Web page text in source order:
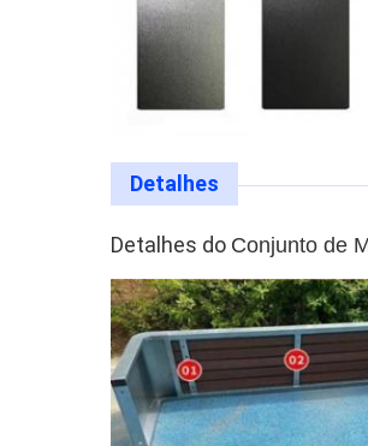
Detalhes
Detalhes do Conjunto de